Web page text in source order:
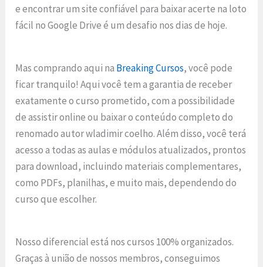
e encontrar um site confiável para baixar acerte na loto
fácil no Google Drive é um desafio nos dias de hoje.
Mas comprando aqui na Breaking Cursos, você pode
ficar tranquilo! Aqui você tem a garantia de receber
exatamente o curso prometido, com a possibilidade
de assistir online ou baixar o conteúdo completo do
renomado autor wladimir coelho. Além disso, você terá
acesso a todas as aulas e módulos atualizados, prontos
para download, incluindo materiais complementares,
como PDFs, planilhas, e muito mais, dependendo do
curso que escolher.
Nosso diferencial está nos cursos 100% organizados.
Graças à união de nossos membros, conseguimos